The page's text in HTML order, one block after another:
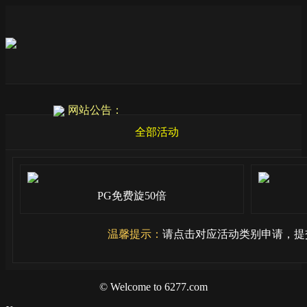
网站公告：
全部活动
PG免费旋50倍
温馨提示： 请点击对应活动类别申请，
© Welcome to 6277.com